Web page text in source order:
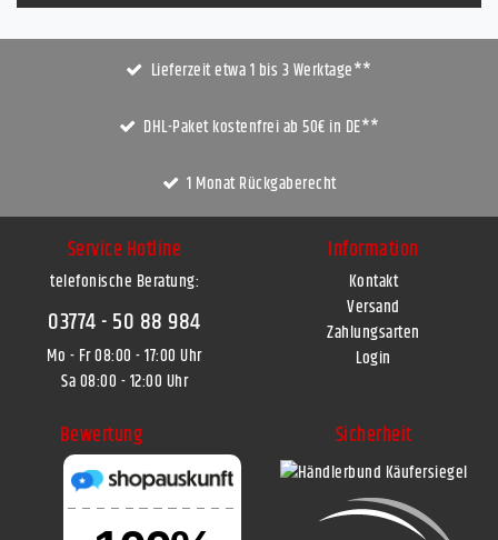
Lieferzeit etwa 1 bis 3 Werktage**
DHL-Paket kostenfrei ab 50€ in DE**
1 Monat Rückgaberecht
Service Hotline
telefonische Beratung:
03774 - 50 88 984
Mo - Fr 08:00 - 17:00 Uhr
Sa 08:00 - 12:00 Uhr
Information
Kontakt
Versand
Zahlungsarten
Login
Bewertung Sicherheit